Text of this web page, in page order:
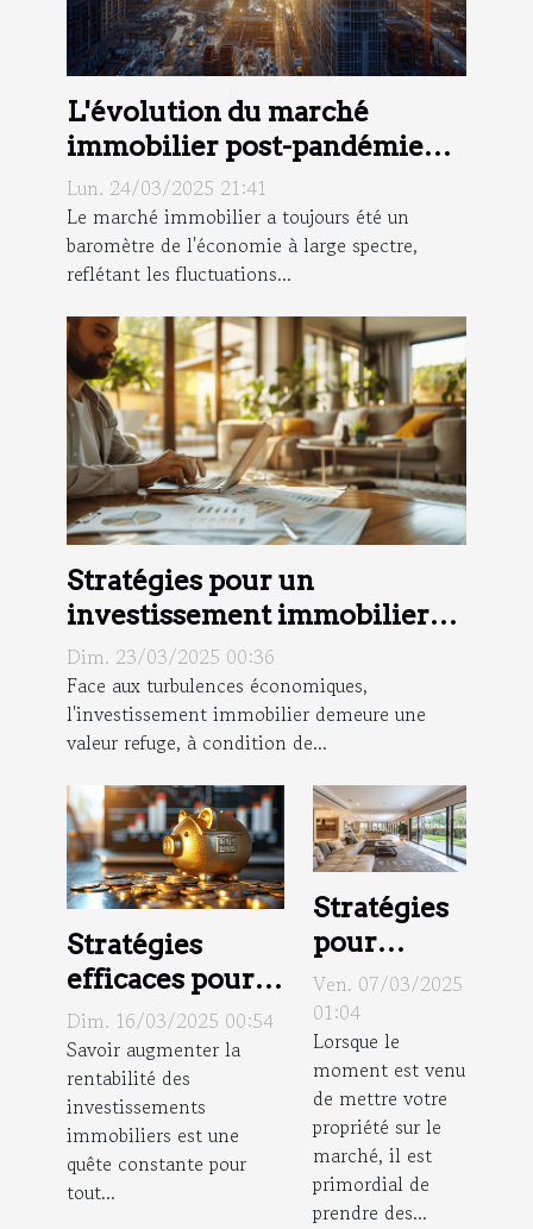
L'évolution du marché
immobilier post-pandémie
opportunités et risques pour
les investisseurs
Lun. 24/03/2025 21:41
Le marché immobilier a toujours été un
baromètre de l'économie à large spectre,
reflétant les fluctuations...
Stratégies pour un
investissement immobilier
réussi en période de crise
Dim. 23/03/2025 00:36
Face aux turbulences économiques,
l'investissement immobilier demeure une
valeur refuge, à condition de...
Stratégies
efficaces pour
augmenter la
rentabilité de
vos
investissements
immobiliers
Dim. 16/03/2025 00:54
Savoir augmenter la
rentabilité des
investissements
immobiliers est une
quête constante pour
tout...
Stratégies
pour
augmenter
la valeur
de votre
bien avant
la vente
Ven. 07/03/2025
01:04
Lorsque le
moment est venu
de mettre votre
propriété sur le
marché, il est
primordial de
prendre des...